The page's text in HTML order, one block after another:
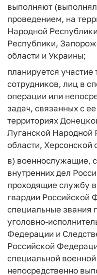
выполняют
проведением, на
Народной
Республики,
области и Украины;
планируется
сотрудников, лиц в
операции или
задач, связанных с
территориях
Луганской Народной
области, Херсонской
в) военнослужащие,
внутренних дел
проходящие службу
гвардии
специальные звания
уголовно-
Федерации и
Российской
специальной
непосредственно